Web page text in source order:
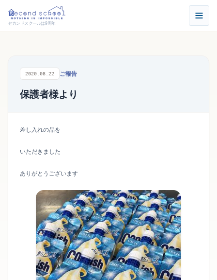
セカンドスクールは9周年
2020.08.22 ご報告
保護者様より
差し入れの品を
いただきました
ありがとうございます